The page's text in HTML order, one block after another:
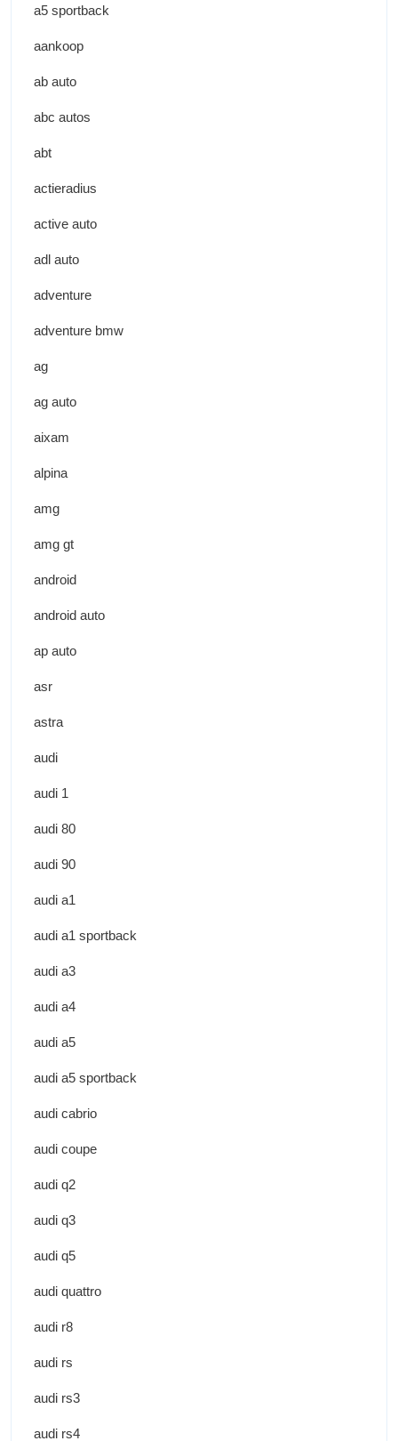
a5 sportback
aankoop
ab auto
abc autos
abt
actieradius
active auto
adl auto
adventure
adventure bmw
ag
ag auto
aixam
alpina
amg
amg gt
android
android auto
ap auto
asr
astra
audi
audi 1
audi 80
audi 90
audi a1
audi a1 sportback
audi a3
audi a4
audi a5
audi a5 sportback
audi cabrio
audi coupe
audi q2
audi q3
audi q5
audi quattro
audi r8
audi rs
audi rs3
audi rs4